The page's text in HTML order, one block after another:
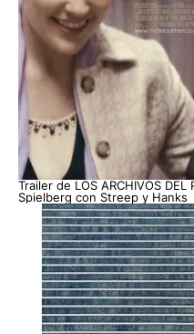
Trailer de LOS ARCHIVOS
Spielberg con Streep y Hanks